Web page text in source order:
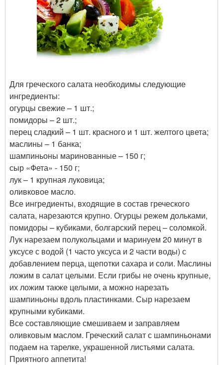
Для греческого салата необходимы следующие
ингредиенты:
огурцы свежие – 1 шт.;
помидоры – 2 шт.;
перец сладкий – 1 шт. красного и 1 шт. желтого цвета;
маслины – 1 банка;
шампиньоны маринованные – 150 г;
сыр «Фета» - 150 г;
лук – 1 крупная луковица;
оливковое масло.
Все ингредиенты, входящие в состав греческого
салата, нарезаются крупно. Огурцы режем дольками,
помидоры – кубиками, болгарский перец – соломкой.
Лук нарезаем полукольцами и маринуем 20 минут в
уксусе с водой (1 часто уксуса и 2 части воды) с
добавлением перца, щепотки сахара и соли. Маслины
ложим в салат целыми. Если грибы не очень крупные,
их ложим также целыми, а можно нарезать
шампиньоны вдоль пластинками. Сыр нарезаем
крупными кубиками.
Все составляющие смешиваем и заправляем
оливковым маслом. Греческий салат с шампиньонами
подаем на тарелке, украшенной листьями салата.
Приятного аппетита!